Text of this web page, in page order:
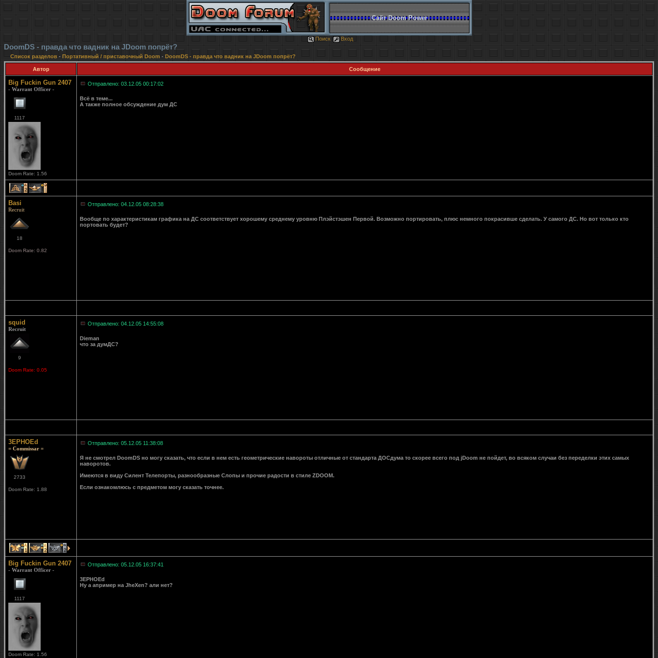
Сайт Doom Power
Поиск Вход
DoomDS - правда что вадник на JDoom попрёт?
Список разделов- Портативный / приставочный Doom-DoomDS - правда что вадник на JDoom попрёт?
Автор Сообщение
Big Fuckin Gun 2407
- Warrant Officer -
1117
Doom Rate: 1.56
Отправлено: 03.12.05 00:17:02
Всё в теме...
А также полное обсуждение дум ДС
2 1
Basi
Recruit
18
Doom Rate: 0.82
Отправлено: 04.12.05 08:28:38
Вообще по характеристикам графика на ДС соответствует хорошему среднему уровню Плэйстэшен Первой. Возможно портировать, плюс немного покрасивше сделать. У самого ДС. Но вот только кто
портовать будет?
squid
Recruit
9
Doom Rate: 0.05
Отправлено: 04.12.05 14:55:08
Dieman
что за думДС?
3EPHOEd
= Commissar =
2733
Doom Rate: 1.88
Отправлено: 05.12.05 11:38:08
Я не смотрел DoomDS но могу сказать, что если в нем есть геометрические навороты отличные от стандарта ДОСдума то скорее всего под jDoom не пойдет, во всяком случаи без переделки этих самых
наворотов.
Имеются в виду Силент Телепорты, разнообразные Слопы и прочие радости в стиле ZDOOM.
Если ознакомлюсь с предметом могу сказать точнее.
1 2 2
Big Fuckin Gun 2407
- Warrant Officer -
1117
Doom Rate: 1.56
Отправлено: 05.12.05 16:37:41
3EPHOEd
Ну а апример на JheXen? али нет?